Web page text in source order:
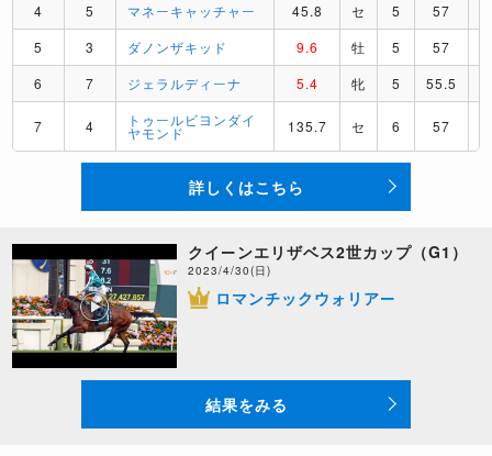
4
5 マネーキャッチャー 45.8 セ 5 57
5
3 ダノンザキッド 9.6 牡 5 57
6
7 ジェラルディーナ 5.4 牝 5 55.5
7 4 トゥールビヨンダイ
ヤモンド 135.7 セ 6 57
詳しくはこちら
クイーンエリザベス2世カップ（G1）
2023/4/30(日)
ロマンチックウォリアー
結果をみる